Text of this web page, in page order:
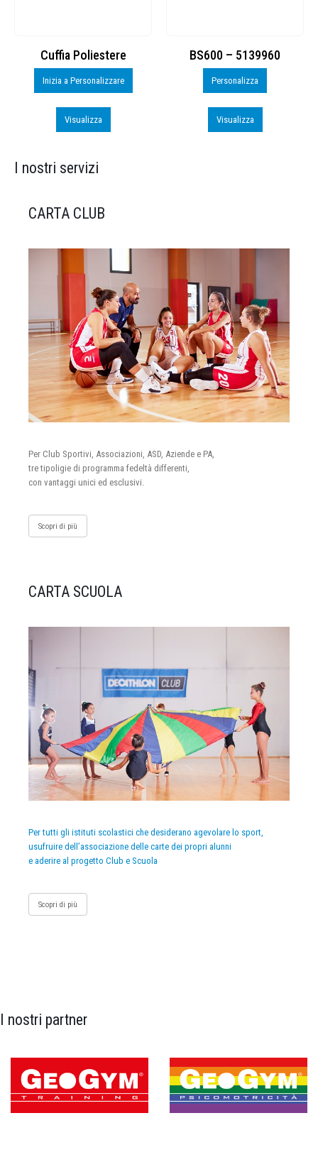
Cuffia Poliestere
Inizia a Personalizzare
Visualizza
BS600 – 5139960
Personalizza
Visualizza
I nostri servizi
CARTA CLUB
Per Club Sportivi, Associazioni, ASD, Aziende e PA,
tre tipoligie di programma fedeltà differenti,
con vantaggi unici ed esclusivi.
Scopri di più
CARTA SCUOLA
Per tutti gli istituti scolastici che desiderano agevolare lo sport,
usufruire dell’associazione delle carte dei propri alunni
e aderire al progetto Club e Scuola
Scopri di più
I nostri partner